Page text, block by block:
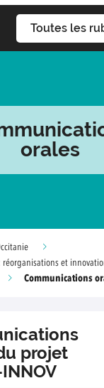
Toutes les
orales
: réorganisations et
Communications
projet